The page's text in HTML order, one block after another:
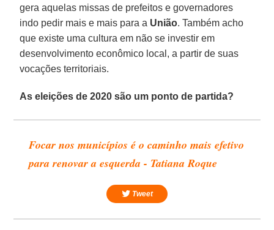
gera aquelas missas de prefeitos e governadores
indo pedir mais e mais para a União. Também acho
que existe uma cultura em não se investir em
desenvolvimento econômico local, a partir de suas
vocações territoriais.
As eleições de 2020 são um ponto de partida?
Focar nos municípios é o caminho mais efetivo
para renovar a esquerda - Tatiana Roque
Tweet